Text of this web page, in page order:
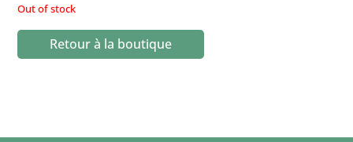
Out of stock
Retour à la boutique